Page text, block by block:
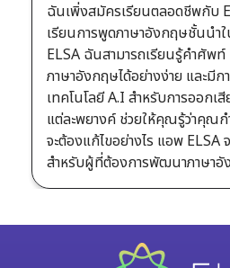
ฉันเพิ่งสมัครเรียนตลอดชีพกับ
เรียนการพูดภาษาอังกฤษชั้นนำ
ELSA ฉันสามารถเรียนรู้คำศัพท์
ภาษาอังกฤษได้อย่างง่าย และมีก
เทคโนโลยี A.I สำหรับการออก
แต่ละพยางค์ ช่วยให้คุณรู้ว่าคุณ
จะต้องแก้ไขอย่างไร แอพ ELSA
สำหรับผู้ที่ต้องการพัฒนาภาษาอั